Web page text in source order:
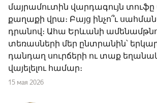
մայրամուտին վարդագույն տուֆը
քաղաքի վրա։ Բայց ինչո՞ւ
դրանով։ Ահա Երևանի
տեռասների մեր ընտրանին՝
դանդաղ սուրճերի ու տաք
վայելելու համար։
15 мая 2026